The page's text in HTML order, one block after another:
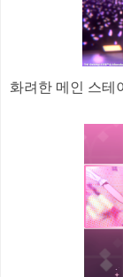
화려한 메인 스테